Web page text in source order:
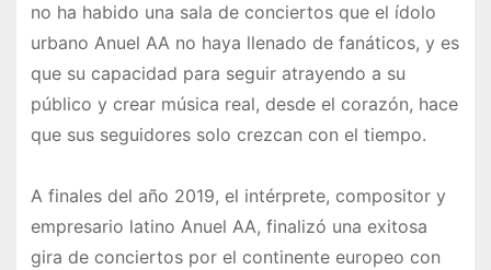
no ha habido una sala de conciertos que el ídolo
urbano Anuel AA no haya llenado de fanáticos, y es
que su capacidad para seguir atrayendo a su
público y crear música real, desde el corazón, hace
que sus seguidores solo crezcan con el tiempo.
A finales del año 2019, el intérprete, compositor y
empresario latino Anuel AA, finalizó una exitosa
gira de conciertos por el continente europeo con